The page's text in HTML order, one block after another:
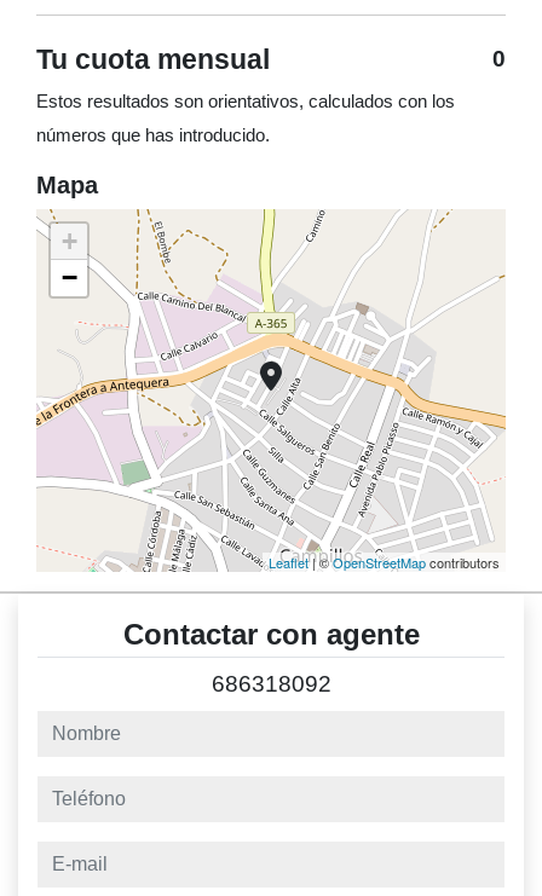
Tu cuota mensual 0
Estos resultados son orientativos, calculados con los
números que has introducido.
Mapa
+
−
Leaflet| ©OpenStreetMapcontributors
Contactar con agente
686318092
nombre
teléfono
e-mail